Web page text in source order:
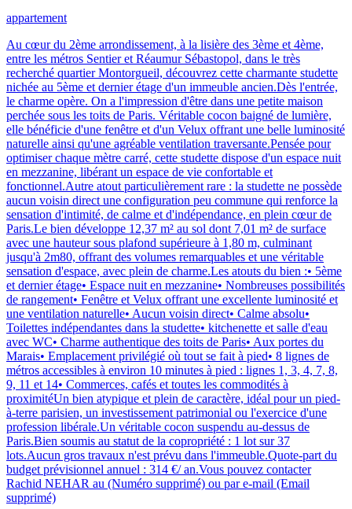
appartement
Au cœur du 2ème arrondissement, à la lisière des 3ème et 4ème,
entre les métros Sentier et Réaumur Sébastopol, dans le très
recherché quartier Montorgueil, découvrez cette charmante studette
nichée au 5ème et dernier étage d'un immeuble ancien.Dès l'entrée,
le charme opère. On a l'impression d'être dans une petite maison
perchée sous les toits de Paris. Véritable cocon baigné de lumière,
elle bénéficie d'une fenêtre et d'un Velux offrant une belle luminosité
naturelle ainsi qu'une agréable ventilation traversante.Pensée pour
optimiser chaque mètre carré, cette studette dispose d'un espace nuit
en mezzanine, libérant un espace de vie confortable et
fonctionnel.Autre atout particulièrement rare : la studette ne possède
aucun voisin direct une configuration peu commune qui renforce la
sensation d'intimité, de calme et d'indépendance, en plein cœur de
Paris.Le bien développe 12,37 m² au sol dont 7,01 m² de surface
avec une hauteur sous plafond supérieure à 1,80 m, culminant
jusqu'à 2m80, offrant des volumes remarquables et une véritable
sensation d'espace, avec plein de charme.Les atouts du bien :• 5ème
et dernier étage• Espace nuit en mezzanine• Nombreuses possibilités
de rangement• Fenêtre et Velux offrant une excellente luminosité et
une ventilation naturelle• Aucun voisin direct• Calme absolu•
Toilettes indépendantes dans la studette• kitchenette et salle d'eau
avec WC• Charme authentique des toits de Paris• Aux portes du
Marais• Emplacement privilégié où tout se fait à pied• 8 lignes de
métros accessibles à environ 10 minutes à pied : lignes 1, 3, 4, 7, 8,
9, 11 et 14• Commerces, cafés et toutes les commodités à
proximitéUn bien atypique et plein de caractère, idéal pour un pied-
à-terre parisien, un investissement patrimonial ou l'exercice d'une
profession libérale.Un véritable cocon suspendu au-dessus de
Paris.Bien soumis au statut de la copropriété : 1 lot sur 37
lots.Aucun gros travaux n'est prévu dans l'immeuble.Quote-part du
budget prévisionnel annuel : 314 €/ an.Vous pouvez contacter
Rachid NEHAR au (Numéro supprimé) ou par e-mail (Email
supprimé)